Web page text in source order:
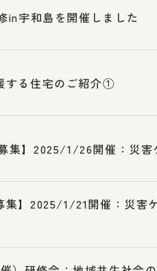
in宇和島を開催しました
する住宅のご紹介①
集】2025/1/26開催：災
集】2025/1/21開催：災害